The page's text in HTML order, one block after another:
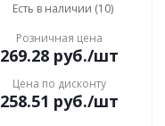
Есть в наличии (10)
Розничная цена
269.28руб./шт
Цена по дисконту
258.51 руб./шт